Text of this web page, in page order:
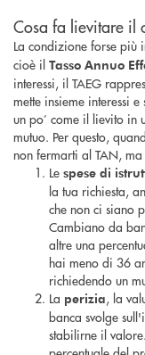
Cosa fa lievitare il
La condizione forse più
cioè il Tasso Annuo
interessi, il TAEG
mette insieme interessi
un po’ come il lievito in
mutuo. Per questo,
non fermarti al TAN,
Le spese di
la tua richiesta,
che non ci siano
Cambiano da
altre una
hai meno di 36
richiedendo un
La perizia, la
banca svolge
stabilirne il